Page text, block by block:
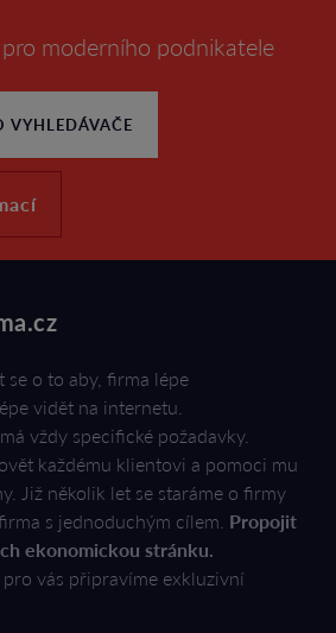
moderního podnikatele
VYHLEDÁVAČE
se o to aby, firma lépe
vidět na internetu.
vždy specifické požadavky.
každému klientovi a pomoci mu
Již několik let se staráme o firmy
s jednoduchým cílem. Propojit
ekonomickou stránku.
vás připravíme exkluzivní